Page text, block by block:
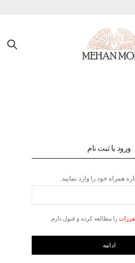
ورود یا ثبت نام
همراه خود را وارد نمایید.
را مطالعه کرده و قبول دارم.
ادامه